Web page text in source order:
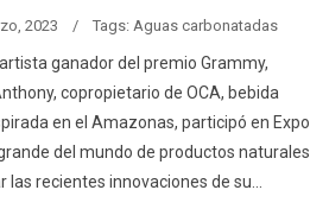
2023 / Tags: Aguas carbonatadas
ganador del premio Grammy,
copropietario de OCA, bebida
en el Amazonas, participó en Expo
del mundo de productos naturales
recientes innovaciones de su...